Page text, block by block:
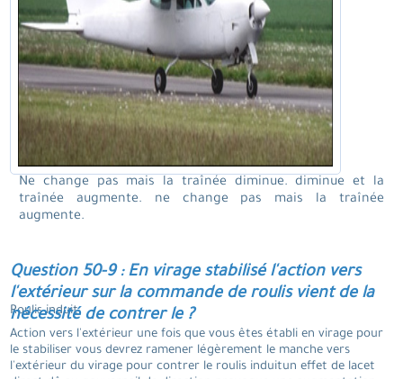
Ne change pas mais la traînée diminue. diminue et la
traînée augmente. ne change pas mais la traînée
augmente.
Question 50-9 : En virage stabilisé l'action vers
l'extérieur sur la commande de roulis vient de la
nécessité de contrer le ?
Roulis induit.
Action vers l'extérieur une fois que vous êtes établi en virage pour
le stabiliser vous devrez ramener légèrement le manche vers
l'extérieur du virage pour contrer le roulis induitun effet de lacet